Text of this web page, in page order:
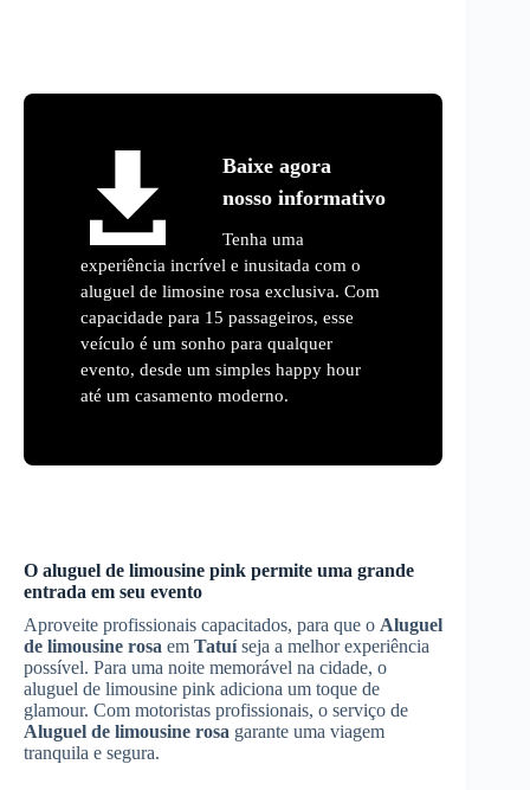
Baixe agora
nosso informativo
Tenha uma
experiência incrível e inusitada com o
aluguel de limosine rosa exclusiva. Com
capacidade para 15 passageiros, esse
veículo é um sonho para qualquer
evento, desde um simples happy hour
até um casamento moderno.
O aluguel de limousine pink permite uma grande
entrada em seu evento
Aproveite profissionais capacitados, para que o Aluguel
de limousine rosa em Tatuíseja a melhor experiência
possível. Para uma noite memorável na cidade, o
aluguel de limousine pink adiciona um toque de
glamour. Com motoristas profissionais, o serviço de
Aluguel de limousine rosa garante uma viagem
tranquila e segura.